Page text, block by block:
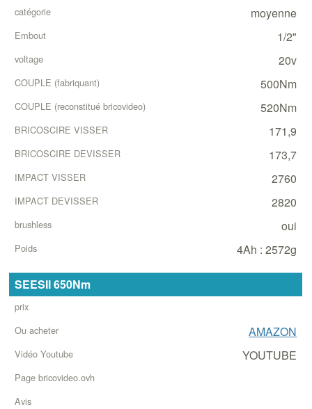
moyenne
1/2"
20v
500Nm
520Nm
171,9
173,7
2760
2820
oui
4Ah : 2572g
SEESII 650Nm
AMAZON
YOUTUBE